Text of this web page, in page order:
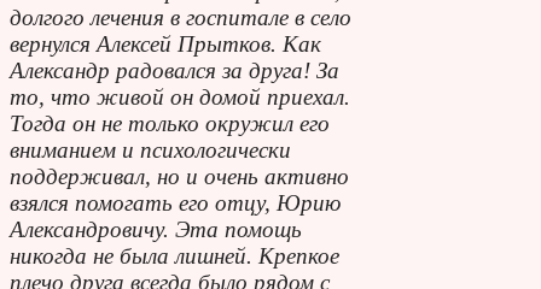
долгого лечения в госпитале в село
вернулся Алексей Прытков. Как
Александр радовался за друга! За
то, что живой он домой приехал.
Тогда он не только окружил его
вниманием и психологически
поддерживал, но и очень активно
взялся помогать его отцу, Юрию
Александровичу. Эта помощь
никогда не была лишней. Крепкое
плечо друга всегда было рядом с